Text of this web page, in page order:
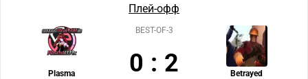
Плей-офф
Plasma Betrayed
BEST-OF-3
0 : 2